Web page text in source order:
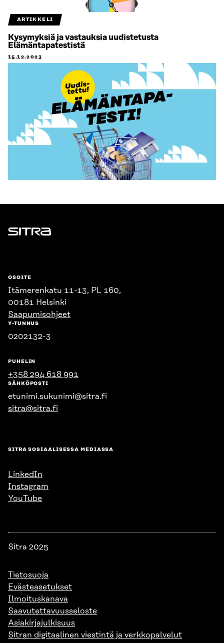
ARTIKKELI
Kysymyksiä ja vastauksia uudistetusta
Elämäntapatestistä
15.12.2023
Sitra
OSOITE
Itämerenkatu 11-13, PL 160,
00181 Helsinki
Saapumisohjeet
Y-TUNNUS
0202132-3
PUHELIN
+358 294 618 991
SÄHKÖPOSTI
etunimi.sukunimi@sitra.fi
sitra@sitra.fi
SITRA SOSIAALISESSA MEDIASSA
LinkedIn
Instagram
YouTube
Sitra 2025
Tietosuoja
Evästeasetukset
Ilmoituskanava
Saavutettavuusseloste
Asiakirjajulkisuus
Sitran digitaalinen viestintä ja verkkopalvelut